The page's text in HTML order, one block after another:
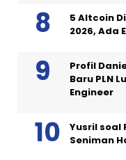
5 Altcoin
2026, Ada
Profil
Baru PLN
Engineer
Yusril soal
Seniman